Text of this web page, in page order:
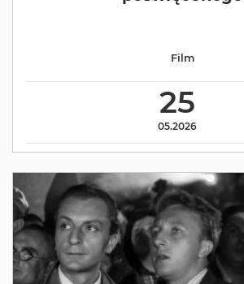
25
05.2026
Film